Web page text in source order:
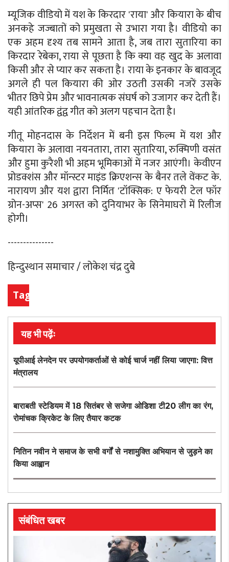
म्यूजिक वीडियो में यश के किरदार 'राया' और कियारा के बीच
अनकहे जज्बातों को प्रमुखता से उभारा गया है। वीडियो का
एक अहम दृश्य तब सामने आता है, जब तारा सुतारिया का
किरदार रेबेका, राया से पूछता है कि क्या वह खुद के अलावा
किसी और से प्यार कर सकता है। राया के इनकार के बावजूद
अगले ही पल कियारा की ओर उठती उसकी नजरें उसके
भीतर छिपे प्रेम और भावनात्मक संघर्ष को उजागर कर देती हैं।
यही आंतरिक द्वंद्व गीत को अलग पहचान देता है।
गीतू मोहनदास के निर्देशन में बनी इस फिल्म में यश और
कियारा के अलावा नयनतारा, तारा सुतारिया, रुक्मिणी वसंत
और हुमा कुरैशी भी अहम भूमिकाओं में नजर आएंगी। केवीएन
प्रोडक्शंस और मॉन्स्टर माइंड क्रिएशन्स के बैनर तले वेंकट के.
नारायण और यश द्वारा निर्मित 'टॉक्सिक: ए फेयरी टेल फॉर
ग्रोन-अप्स' 26 अगस्त को दुनियाभर के सिनेमाघरों में रिलीज
होगी।
---------------
हिन्दुस्थान समाचार / लोकेश चंद्र दुबे
Tags
यह भी पढ़ेंः
यूपीआई लेनदेन पर उपयोगकर्ताओं से कोई चार्ज नहीं लिया जाएगा: वित्त
मंत्रालय
बाराबती स्टेडियम में 18 सितंबर से सजेगा ओडिशा टी20 लीग का रंग,
रोमांचक क्रिकेट के लिए तैयार कटक
नितिन नवीन ने समाज के सभी वर्गों से नशामुक्ति अभियान से जुड़ने का
किया आह्वान
संबंधित खबर